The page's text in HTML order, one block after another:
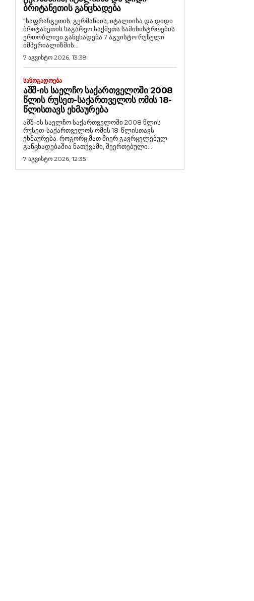
ᲑᲠᲘᲢᲐᲜᲔᲗᲘᲡ ᲒᲐᲜᲪᲮᲐᲓᲔᲑᲐ
“საფრანგეთის, გერმანიის, იტალიისა და დიდი
ბრიტანეთის საგარეო საქმეთა სამინისტროების
ერთობლივი განცხადება 7 აგვისტო რუსული
იმპერიალიზმის...
7 აგვისტო 2026, 13:38
ᲡᲐᲖᲝᲒᲐᲓᲝᲔᲑᲐ
ᲐᲨᲨ-ᲘᲡ ᲡᲐᲔᲚᲩᲝ ᲡᲐᲥᲐᲠᲗᲕᲔᲚᲝᲨᲘ 2008
ᲬᲚᲘᲡ ᲠᲣᲡᲔᲗ-ᲡᲐᲥᲐᲠᲗᲕᲔᲚᲝᲡ ᲝᲛᲘᲡ 18-
ᲬᲚᲘᲡᲗᲐᲕᲡ ᲔᲮᲛᲐᲣᲠᲔᲑᲐ
აშშ-ის საელჩო საქართველოში 2008 წლის
რუსეთ-საქართველოს ომის 18-წლისთავს
ეხმაურება. როგორც მათ მიერ გავრცელებულ
განცხადებაშია ნათქვამი, შეერთებული...
7 აგვისტო 2026, 12:35